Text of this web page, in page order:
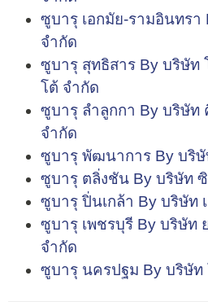
ซูบารุ เอกมัย-รามอินทรา
จำกัด
ซูบารุ สุทธิสาร By บริษัท
โต้ จำกัด
ซูบารุ ลำลูกกา By บริษัท
จำกัด
ซูบารุ พัฒนาการ By บริ
ซูบารุ ตลิ่งชัน By บริษัท ซิ
ซูบารุ ปิ่นเกล้า By บริษัท
ซูบารุ เพชรบุรี By บริษัท
จำกัด
ซูบารุ นครปฐม By บริษั